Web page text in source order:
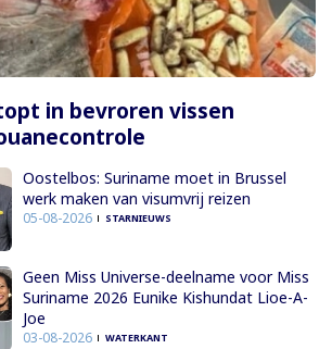
in bevroren vissen
Oostelbos: Suriname moet in Brussel
werk maken van visumvrij reizen
05-08-2026 STARNIEUWS
Geen Miss Universe-deelname voor Miss
Suriname 2026 Eunike Kishundat Lioe-A-
Joe
03-08-2026 WATERKANT